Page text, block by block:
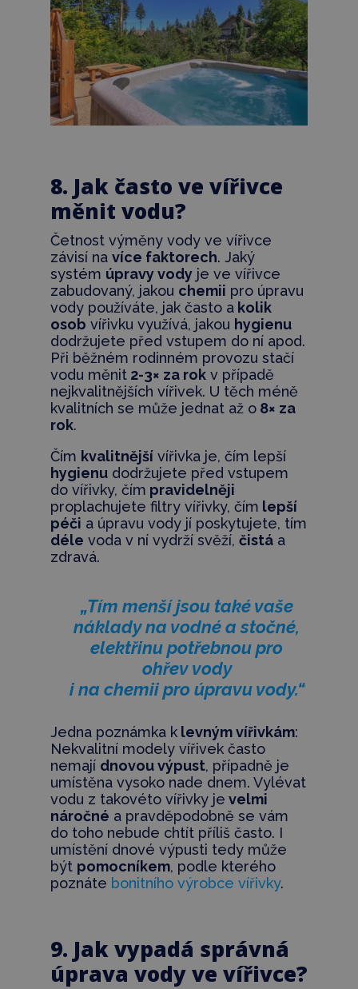
8. Jak často ve vířivce
měnit vodu?
Četnost výměny vody ve vířivce
závisí na více faktorech. Jaký
systém úpravy vodyje ve vířivce
zabudovaný, jakou chemii pro úpravu
vody používáte, jak často akolik
osob vířivku využívá, jakou hygienu
dodržujete před vstupem do ní apod.
Při běžném rodinném provozu stačí
vodu měnit2-3× za rokv případě
nejkvalitnějších vířivek. U těch méně
kvalitních se může jednat až o8× za
rok.
Čím kvalitnějšívířivka je, čím lepší
hygienudodržujete před vstupem
do vířivky, čím pravidelněji
proplachujete filtry vířivky, čím lepší
péči a úpravu vody jí poskytujete, tím
déle voda v ní vydrží svěží, čistáa
zdravá.
„Tím menší jsou také vaše
náklady na vodné a stočné,
elektřinu potřebnou pro
ohřev vody
i na chemii pro úpravu vody.“
Jedna poznámka klevným vířivkám:
Nekvalitní modely vířivek často
nemají dnovou výpust, případně je
umístěna vysoko nade dnem. Vylévat
vodu z takovéto vířivky je velmi
náročné a pravděpodobně se vám
do toho nebude chtít příliš často. I
umístění dnové výpusti tedy může
být pomocníkem, podle kterého
poznáte bonitního výrobce vířivky.
9. Jak vypadá správná
úprava vody ve vířivce?